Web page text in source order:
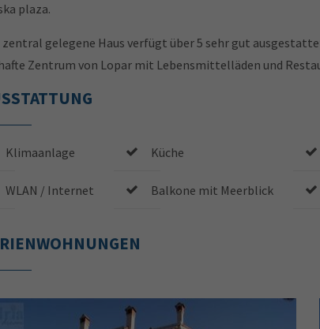
plaza.
zentral gelegene Haus verfügt über 5 sehr gut
Zentrum von Lopar mit Lebensmittelläden und
Klimaanlage
WLAN / Internet
Küche
Balkone mit Meerblick